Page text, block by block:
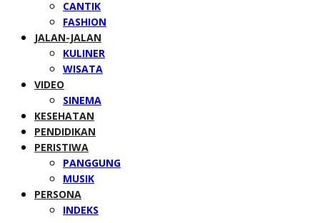
CANTIK
FASHION
JALAN-JALAN
KULINER
WISATA
VIDEO
SINEMA
KESEHATAN
PENDIDIKAN
PERISTIWA
PANGGUNG
MUSIK
PERSONA
INDEKS